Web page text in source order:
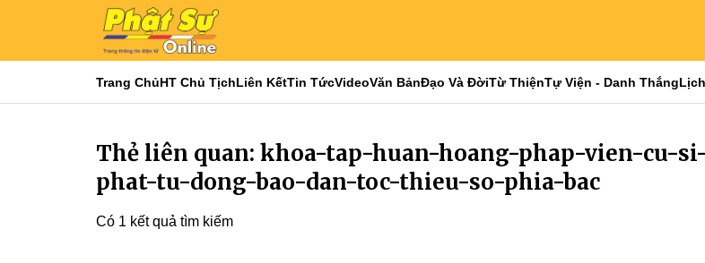
Trang ChủHT Chủ TịchLiên KếtTin TứcVideoVăn BảnĐạo Và ĐờiTừ ThiệnTự Viện - Danh Thắng
Thẻ liên quan: khoa-tap-huan-hoang-phap-vien-cu-
phat-tu-dong-bao-dan-toc-thieu-so-phia-bac
Có 1 kết quả tìm kiếm